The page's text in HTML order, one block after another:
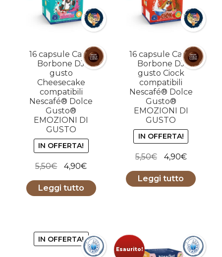
16 capsule Caffe
Borbone DJ
gusto
Cheesecake
compatibili
Nescafé® Dolce
Gusto®
EMOZIONI DI
GUSTO
IN OFFERTA!
5,50€
prezzo
originale
4,90€Il
prezzo
attuale
Leggi tutto
16 capsule Caffe
Borbone DJ
gusto Ciock
compatibili
Nescafé® Dolce
Gusto®
EMOZIONI DI
GUSTO
IN OFFERTA!
5,50€
prezzo
originale
4,90€Il
prezzo
attuale
Leggi tutto
IN OFFERTA!
Esaurito!